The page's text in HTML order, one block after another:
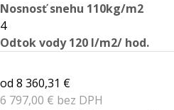
Nosnosť snehu 110kg/m2
4
Odtok vody 120 l/m2/ hod.
od 8 360,31 €
6 797,00 € bez DPH